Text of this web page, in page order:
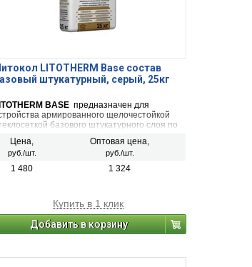
LITOTHERM Base состав
штукатурный, серый, 25кг
BASEпредназначен для
армированного щелочестойкой
базового штукатурного слоя по
для последующего нанесения
штукатурных составов и других
материалов, совместимых с
Цена,
руб./шт.
Оптовая цена,
руб./шт.
1 480 1 324
Купить в 1 клик
Добавить в корзину